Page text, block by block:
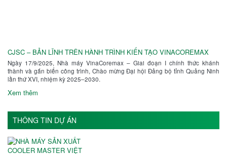
CJSC – BẢN LĨNH TRÊN HÀNH TRÌNH KIẾN TẠO VINACOREMAX
Ngày 17/9/2025, Nhà máy VinaCoremax – Giai đoạn I chính thức khánh
thành và gắn biển công trình, Chào mừng Đại hội Đảng bộ tỉnh Quảng Ninh
lần thứ XVI, nhiệm kỳ 2025–2030.
Xem thêm
THÔNG TIN DỰ ÁN